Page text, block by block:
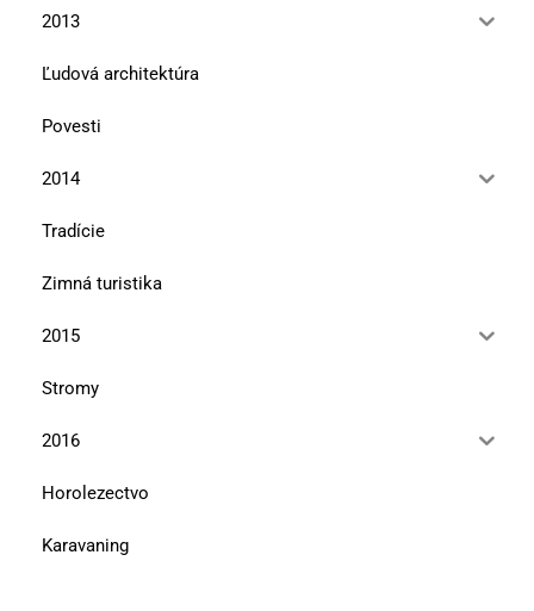
2013
Ľudová architektúra
Povesti
2014
Tradície
Zimná turistika
2015
Stromy
2016
Horolezectvo
Karavaning